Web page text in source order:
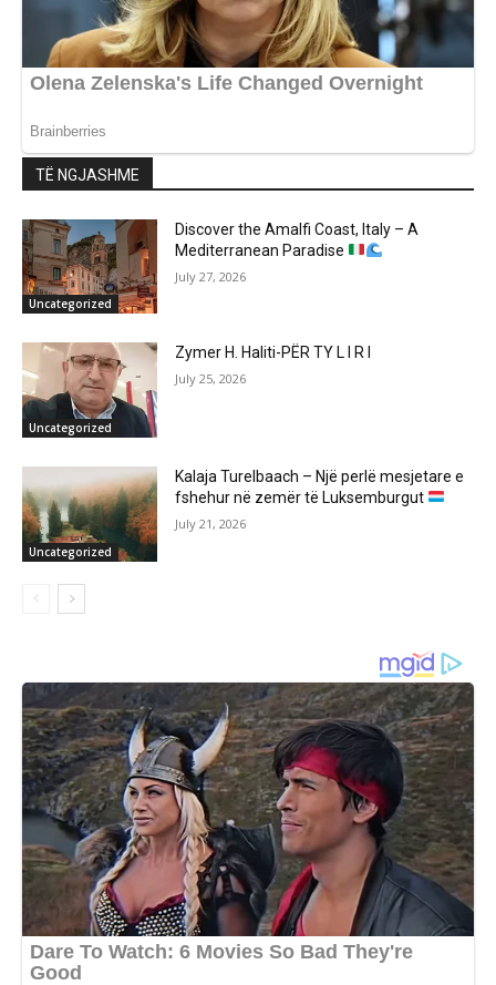
TË NGJASHME
Uncategorized
Discover the Amalfi Coast, Italy – A
Mediterranean Paradise
July 27, 2026
Uncategorized
Zymer H. Haliti-PËR TY L I R I
July 25, 2026
Uncategorized
Kalaja Turelbaach – Një perlë mesjetare e
fshehur në zemër të Luksemburgut
July 21, 2026